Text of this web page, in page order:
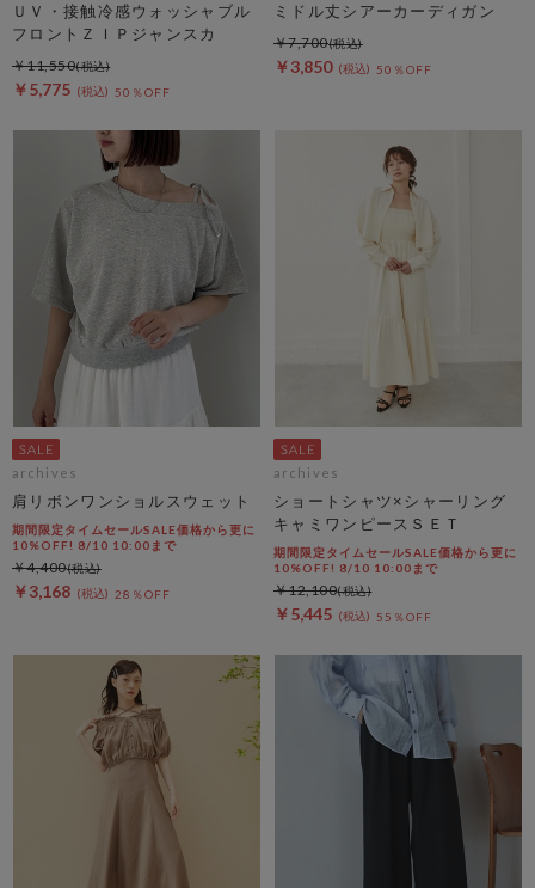
ＵＶ・接触冷感ウォッシャブル
フロントＺＩＰジャンスカ
￥5,775 50％OFF
￥11,550
ミドル丈シアーカーディガン
￥3,850 50％OFF
￥7,700
archives
肩リボンワンショルスウェット
期間限定タイムセールSALE価格から更に
10%OFF! 8/10 10:00まで
￥3,168 28％OFF
￥4,400
archives
ショートシャツ×シャーリング
キャミワンピースＳＥＴ
期間限定タイムセールSALE価格から更に
10%OFF! 8/10 10:00まで
￥5,445 55％OFF
￥12,100